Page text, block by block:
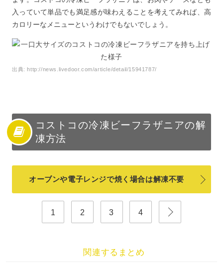
入っていて単品でも満足感が味わえることを考えてみれば、高
カロリーなメニューというわけでもないでしょう。
出典:http://news.livedoor.com/article/detail/15941787/
コストコの冷凍ビーフラザニアの解
凍方法
オーブンや電子レンジで焼く場合は解凍不要
1 2 3 4
関連するまとめ